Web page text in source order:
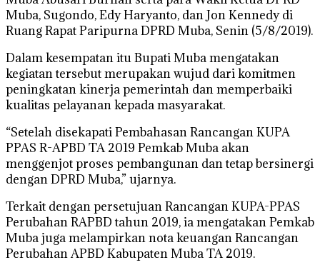
Muba, Sugondo, Edy Haryanto, dan Jon Kennedy di
Ruang Rapat Paripurna DPRD Muba, Senin (5/8/2019).
Dalam kesempatan itu Bupati Muba mengatakan
kegiatan tersebut merupakan wujud dari komitmen
peningkatan kinerja pemerintah dan memperbaiki
kualitas pelayanan kepada masyarakat.
“Setelah disekapati Pembahasan Rancangan KUPA
PPAS R-APBD TA 2019 Pemkab Muba akan
menggenjot proses pembangunan dan tetap bersinergi
dengan DPRD Muba,” ujarnya.
Terkait dengan persetujuan Rancangan KUPA-PPAS
Perubahan RAPBD tahun 2019, ia mengatakan Pemkab
Muba juga melampirkan nota keuangan Rancangan
Perubahan APBD Kabupaten Muba TA 2019.